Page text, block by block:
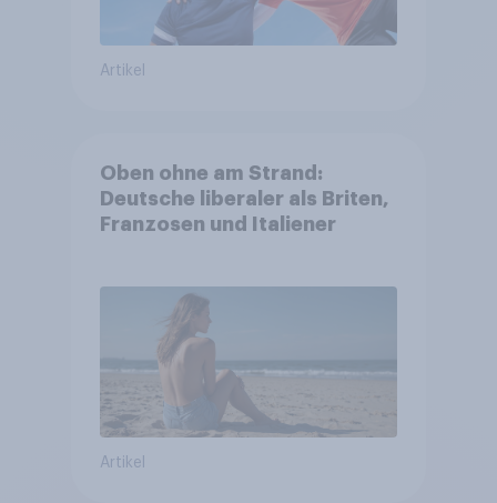
Artikel
Oben ohne am Strand:
Deutsche liberaler als Briten,
Franzosen und Italiener
Artikel